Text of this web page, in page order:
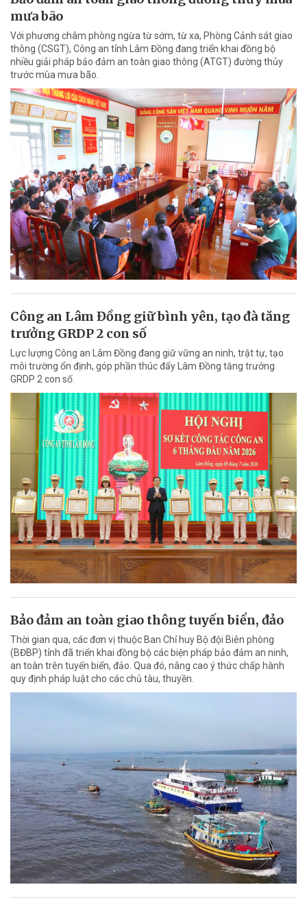
mưa bão
Với phương châm phòng ngừa từ sớm, từ xa, Phòng Cảnh sát giao
thông (CSGT), Công an tỉnh Lâm Đồng đang triển khai đồng bộ
nhiều giải pháp bảo đảm an toàn giao thông (ATGT) đường thủy
trước mùa mưa bão.
Công an Lâm Đồng giữ bình yên, tạo đà tăng
trưởng GRDP 2 con số
Lực lượng Công an Lâm Đồng đang giữ vững an ninh, trật tự, tạo
môi trường ổn định, góp phần thúc đẩy Lâm Đồng tăng trưởng
GRDP 2 con số.
Bảo đảm an toàn giao thông tuyến biển, đảo
Thời gian qua, các đơn vị thuộc Ban Chỉ huy Bộ đội Biên phòng
(BĐBP) tỉnh đã triển khai đồng bộ các biện pháp bảo đảm an ninh,
an toàn trên tuyến biển, đảo. Qua đó, nâng cao ý thức chấp hành
quy định pháp luật cho các chủ tàu, thuyền.